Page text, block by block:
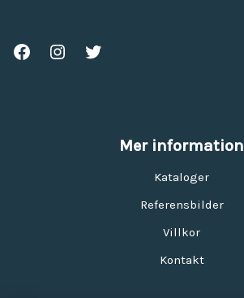
Mer information
Kataloger
Referensbilder
Villkor
Kontakt